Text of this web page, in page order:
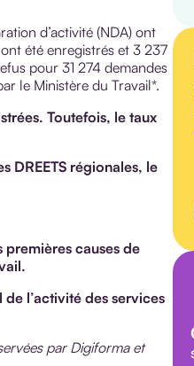
d’activité (NDA) ont
été enregistrés et 3 237
pour 31 274 demandes
le Ministère du Travail*.
Toutefois, le taux
DREETS régionales, le
causes de
l’activité des services
par Digiforma et